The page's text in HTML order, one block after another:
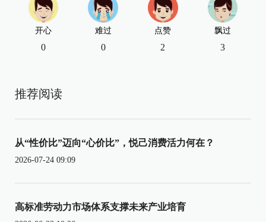
开心
0
难过
0
点赞
2
飘过
3
推荐阅读
从“性价比”迈向“心价比”，悦己消费活力何在？
2026-07-24 09:09
高标准劳动力市场体系支撑未来产业培育